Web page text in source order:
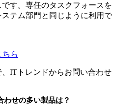
す。専任のタスクフォースを
テム部門と同じように利用で
ちら
ITトレンドからお問い合わせ
わせの多い製品は？